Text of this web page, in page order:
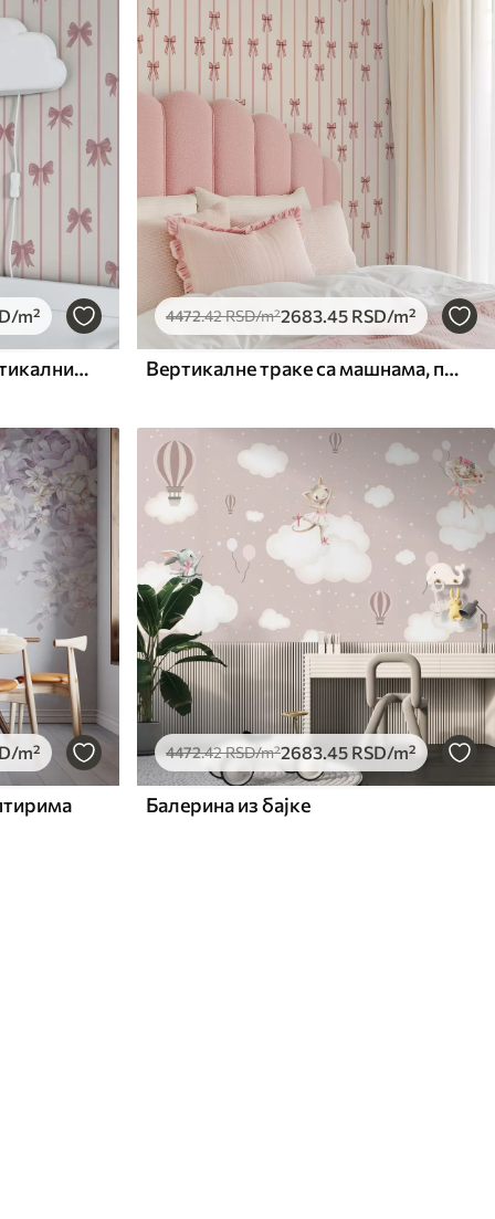
/m²
Ружичасте машне на вертикалним пругама на светлој позадини
4472.42RSD/m²2683.45 RSD/m²
Вертикалне траке са машнама, позадина боје слоноваче
/m² 4472.42RSD/m²2683.45 RSD/m²
Балерина из бајке